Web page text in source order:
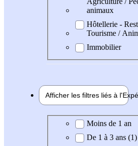
animaux
Hôtellerie -
Tourisme /
Immobilier
Afficher les filtres liés à l'
Expérience demandée
Moins de 1 an
De 1 à 3 ans (1)